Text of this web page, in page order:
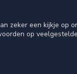
zeker een kijkje op
op